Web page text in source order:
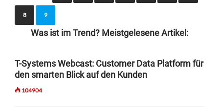
o
s
n
a
8 9
Was ist im Trend? Meistgelesene Artikel:
T-Systems Webcast: Customer Data Platform für
den smarten Blick auf den Kunden
104904